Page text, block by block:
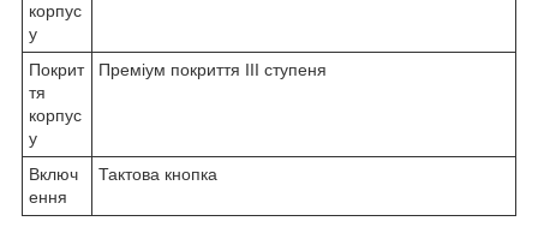
корпус
у
Покрит
тя
корпус
у
Преміум покриття III ступеня
Включ
ення
Тактова кнопка